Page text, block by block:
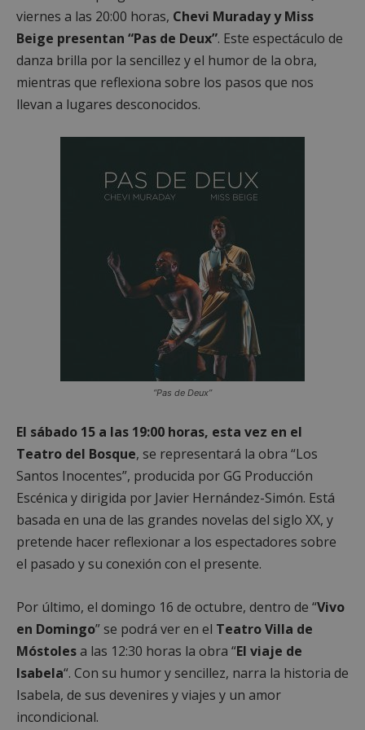
viernes a las 20:00 horas, Chevi Muraday y Miss
Beige presentan “Pas de Deux”. Este espectáculo de
danza brilla por la sencillez y el humor de la obra,
mientras que reflexiona sobre los pasos que nos
llevan a lugares desconocidos.
“Pas de Deux”
El sábado 15 a las 19:00 horas, esta vez en el
Teatro del Bosque, se representará la obra “Los
Santos Inocentes”, producida por GG Producción
Escénica y dirigida por Javier Hernández-Simón. Está
basada en una de las grandes novelas del siglo XX, y
pretende hacer reflexionar a los espectadores sobre
el pasado y su conexión con el presente.
Por último, el domingo 16 de octubre, dentro de “Vivo
en Domingo” se podrá ver en el Teatro Villa de
Móstolesa las 12:30 horas la obra “El viaje de
Isabela“. Con su humor y sencillez, narra la historia de
Isabela, de sus devenires y viajes y un amor
incondicional.
preferencias
funcionalidad
Cookies no clasificadas
Cookies estrictamente necesarias
Cookies de preferencias
Cookies de funcionalidad
Cookies no clasificadas
Las cookies estrictamente necesarias permiten la
funcionalidad principal del sitio web, como el
inicio de sesión de usuario y la gestión de cuentas.
El sitio web no se puede utilizar correctamente sin
las cookies estrictamente necesarias.
Proveedor/
Dominio
mostoleshoy.com